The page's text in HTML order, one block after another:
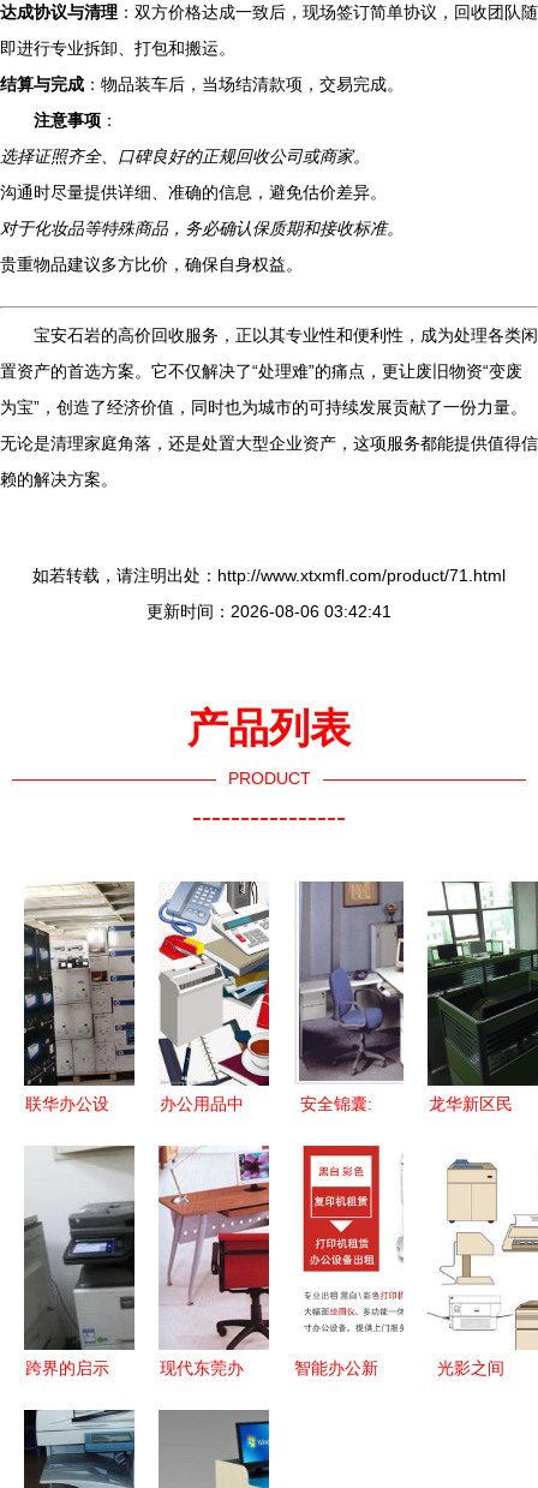
达成协议与清理 ：双方价格达成一致后，现场签订简单协议，回收团队随
即进行专业拆卸、打包和搬运。
结算与完成 ：物品装车后，当场结清款项，交易完成。
注意事项 ：
选择证照齐全、口碑良好的正规回收公司或商家。
沟通时尽量提供详细、准确的信息，避免估价差异。
对于化妆品等特殊商品，务必确认保质期和接收标准。
贵重物品建议多方比价，确保自身权益。
宝安石岩的高价回收服务，正以其专业性和便利性，成为处理各类闲
置资产的首选方案。它不仅解决了“处理难”的痛点，更让废旧物资“变废
为宝”，创造了经济价值，同时也为城市的可持续发展贡献了一份力量。
无论是清理家庭角落，还是处置大型企业资产，这项服务都能提供值得信
赖的解决方案。
如若转载，请注明出处：http://www.xtxmfl.com/product/71.html
更新时间：2026-08-06 03:42:41
产品列表
PRODUCT
----------------
联华办公设
质，助力高
效办公
办公用品中
只是照亮，
更是生产力
安全锦囊:
收中的隐藏
风险——以
广州番禺模
龙华新区民
大厦办公设
价比之选，
一站式升级
无忧
跨界的启示
维修到化妆
品行业的转
现代东莞办
鑫吉达诚邀
智能办公新
光影之间